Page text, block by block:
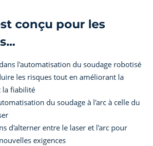
conçu pour les
l'automatisation du soudage robotisé
les risques tout en améliorant la
la fiabilité
du soudage à l'arc à celle du
d'alterner entre le laser et l'arc pour
exigences